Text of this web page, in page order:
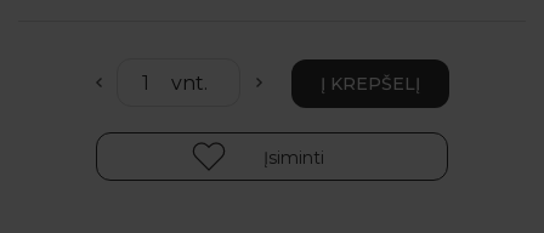
Įsiminti